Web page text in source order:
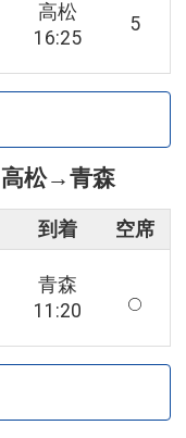
高松
16:25
5
高松→青森
到着 空席
青森
11:20